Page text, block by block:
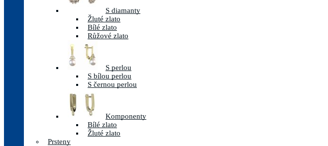
S diamanty
Žluté zlato
Bílé zlato
Růžové zlato
S perlou
S bílou perlou
S černou perlou
Komponenty
Bílé zlato
Žluté zlato
Prsteny